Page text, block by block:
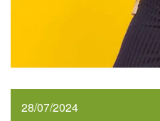
28/07/2024